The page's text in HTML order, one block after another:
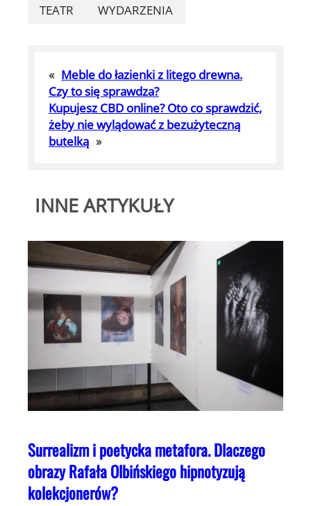
TEATR
WYDARZENIA
« Meble do łazienki z litego drewna.
Czy to się sprawdza?
Kupujesz CBD online? Oto co sprawdzić,
żeby nie wylądować z bezużyteczną
butelką »
INNE ARTYKUŁY
Surrealizm i poetycka metafora. Dlaczego
obrazy Rafała Olbińskiego hipnotyzują
kolekcjonerów?